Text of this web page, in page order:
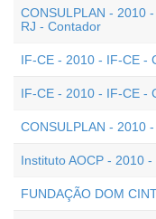
CONSULPLAN - 2010
RJ - Contador
IF-CE - 2010 - IF-CE -
IF-CE - 2010 - IF-CE -
CONSULPLAN - 2010
Instituto AOCP - 2010
FUNDAÇÃO DOM